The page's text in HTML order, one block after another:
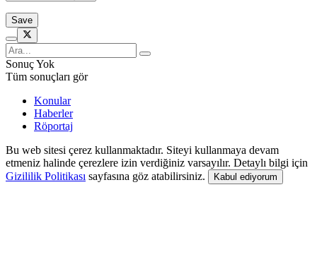
Sonuç Yok
Tüm sonuçları gör
Konular
Haberler
Röportaj
Bu web sitesi çerez kullanmaktadır. Siteyi kullanmaya devam
etmeniz halinde çerezlere izin verdiğiniz varsayılır. Detaylı bilgi için
Gizililik Politikası sayfasına göz atabilirsiniz. Kabul ediyorum